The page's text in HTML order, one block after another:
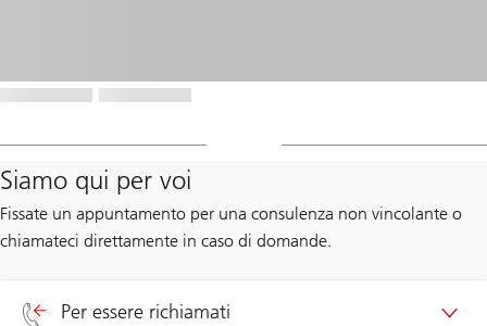
Siamo qui per voi
Fissate un appuntamento per una consulenza non vincolante o
chiamateci direttamente in caso di domande.
Per essere richiamati